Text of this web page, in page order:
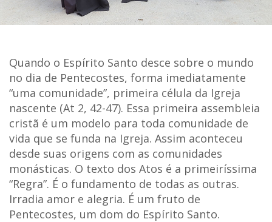
Quando o Espírito Santo desce sobre o mundo
no dia de Pentecostes, forma imediatamente
“uma comunidade”, primeira célula da Igreja
nascente (At 2, 42-47). Essa primeira assembleia
cristã é um modelo para toda comunidade de
vida que se funda na Igreja. Assim aconteceu
desde suas origens com as comunidades
monásticas. O texto dos Atos é a primeiríssima
“Regra”. É o fundamento de todas as outras.
Irradia amor e alegria. É um fruto de
Pentecostes, um dom do Espírito Santo.